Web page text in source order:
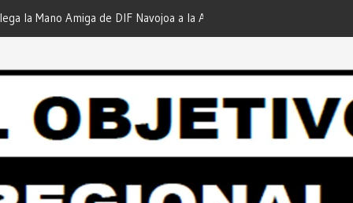
de DIF Navojoa a la Ampliación
de Servicios… Desde: Redacción
Nuestras Familias!…